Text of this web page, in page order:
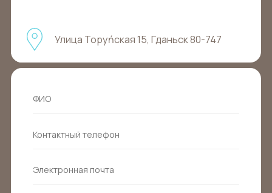
Улица Торуńская 15, Гданьск 80-747